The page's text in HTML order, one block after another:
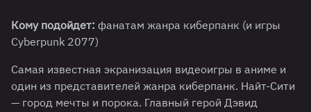
Кому подойдет: фанатам жанра киберпанк (и игры
Cyberpunk 2077)
Самая известная экранизация видеоигры в аниме и
один из представителей жанра киберпанк. Найт-Сити
— город мечты и порока. Главный герой Дэвид